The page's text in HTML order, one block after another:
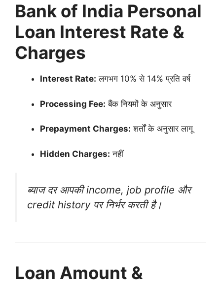
Bank of India Personal
Loan Interest Rate &
Charges
Interest Rate: लगभग 10% से 14% प्रति वर्ष
Processing Fee: बैंक नियमों के अनुसार
Prepayment Charges: शर्तों के अनुसार लागू
Hidden Charges: नहीं
ब्याज दर आपकी income, job profile और
credit history पर निर्भर करती है।
Loan Amount &